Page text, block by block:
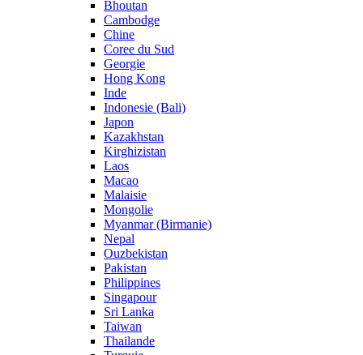
Bhoutan
Cambodge
Chine
Coree du Sud
Georgie
Hong Kong
Inde
Indonesie (Bali)
Japon
Kazakhstan
Kirghizistan
Laos
Macao
Malaisie
Mongolie
Myanmar (Birmanie)
Nepal
Ouzbekistan
Pakistan
Philippines
Singapour
Sri Lanka
Taiwan
Thailande